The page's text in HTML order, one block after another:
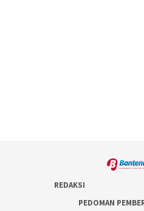
REDAKSI
PEDOMAN